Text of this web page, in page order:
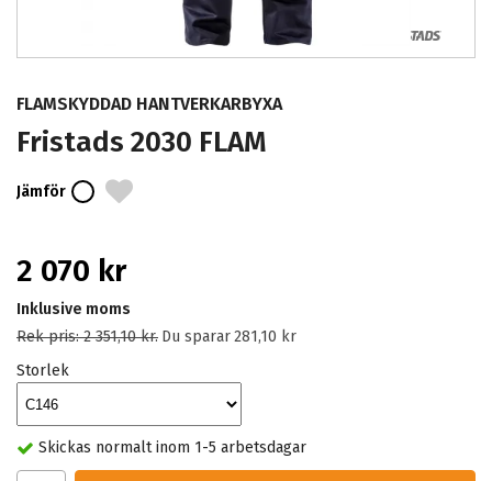
FLAMSKYDDAD HANTVERKARBYXA
Fristads 2030 FLAM
Jämför
2 070 kr
Inklusive moms
Rek pris:2 351,10 kr. Du sparar281,10 kr
Storlek
Skickas normalt inom 1-5 arbetsdagar